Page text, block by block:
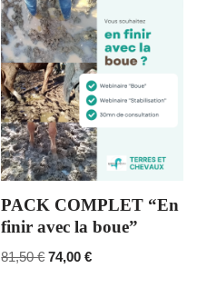
PACK COMPLET “En
finir avec la boue”
81,50€ 74,00€